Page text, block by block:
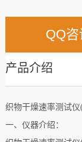
QQ咨
产品介绍
织物干燥速率测试仪
一、仪器介绍：